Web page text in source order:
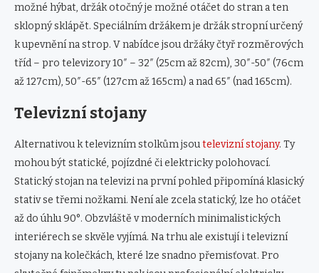
možné hýbat, držák otočný je možné otáčet do stran a ten
sklopný sklápět. Speciálním držákem je držák stropní určený
k upevnění na strop. V nabídce jsou držáky čtyř rozměrových
tříd – pro televizory 10″ – 32″ (25cm až 82cm), 30″-50″ (76cm
až 127cm), 50″-65″ (127cm až 165cm) a nad 65″ (nad 165cm).
Televizní stojany
Alternativou k televizním stolkům jsoutelevizní stojany. Ty
mohou být statické, pojízdné či elektricky polohovací.
Statický stojan na televizi na první pohled připomíná klasický
stativ se třemi nožkami. Není ale zcela statický, lze ho otáčet
až do úhlu 90°. Obzvláště v moderních minimalistických
interiérech se skvěle vyjímá. Na trhu ale existují i televizní
stojany na kolečkách, které lze snadno přemisťovat. Pro